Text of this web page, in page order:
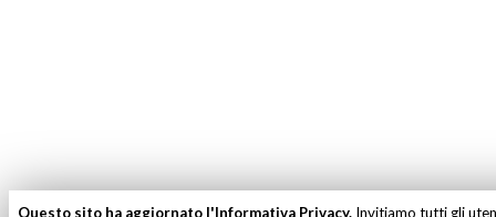
Questo sito ha aggiornato l'Informativa Privacy.Invitiamo tutti gli